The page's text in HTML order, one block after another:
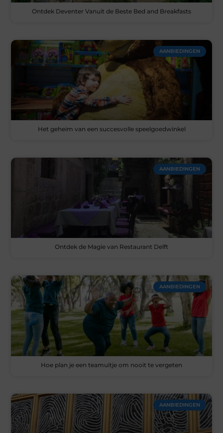
Ontdek Deventer Vanuit de Beste Bed and Breakfasts
AANBIEDINGEN
Het geheim van een succesvolle speelgoedwinkel
AANBIEDINGEN
Ontdek de Magie van Restaurant Delft
AANBIEDINGEN
Hoe plan je een teamuitje om nooit te vergeten
AANBIEDINGEN